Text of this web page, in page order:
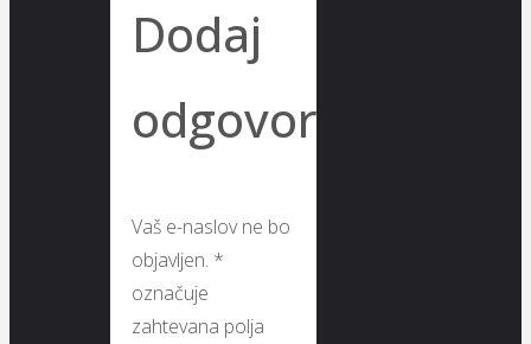
Dodaj
odgovor
Vaš e-naslov ne bo
objavljen. *
označuje
zahtevana polja